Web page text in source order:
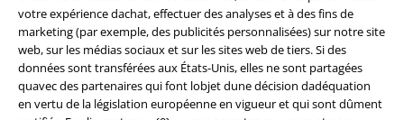
votre expérience dachat, effectuer des analyses et à des fins de
marketing (par exemple, des publicités personnalisées) sur notre site
web, sur les médias sociaux et sur les sites web de tiers. Si des
données sont transférées aux États-Unis, elles ne sont partagées
quavec des partenaires qui font lobjet dune décision dadéquation
en vertu de la législation européenne en vigueur et qui sont dûment
Conditions générales
Éditeur
Clauses de confidentialité